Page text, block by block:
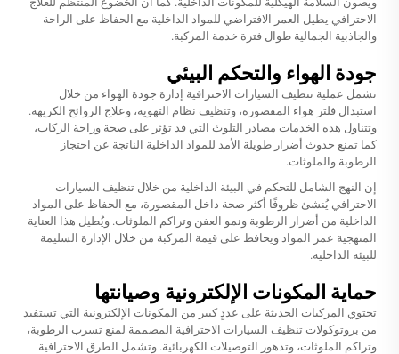
الاحترافي يطيل العمر الافتراضي للمواد الداخلية مع الحفاظ على الراحة
والجاذبية الجمالية طوال فترة خدمة المركبة.
جودة الهواء والتحكم البيئي
تشمل عملية تنظيف السيارات الاحترافية إدارة جودة الهواء من خلال
استبدال فلتر هواء المقصورة، وتنظيف نظام التهوية، وعلاج الروائح الكريهة.
وتتناول هذه الخدمات مصادر التلوث التي قد تؤثر على صحة وراحة الركاب،
كما تمنع حدوث أضرار طويلة الأمد للمواد الداخلية الناتجة عن احتجاز
الرطوبة والملوثات.
إن النهج الشامل للتحكم في البيئة الداخلية من خلال تنظيف السيارات
الاحترافي يُنشئ ظروفًا أكثر صحة داخل المقصورة، مع الحفاظ على المواد
الداخلية من أضرار الرطوبة ونمو العفن وتراكم الملوثات. ويُطيل هذا العناية
المنهجية عمر المواد ويحافظ على قيمة المركبة من خلال الإدارة السليمة
للبيئة الداخلية.
حماية المكونات الإلكترونية وصيانتها
تحتوي المركبات الحديثة على عددٍ كبير من المكونات الإلكترونية التي تستفيد
من بروتوكولات تنظيف السيارات الاحترافية المصممة لمنع تسرب الرطوبة،
وتراكم الملوثات، وتدهور التوصيلات الكهربائية. وتشمل الطرق الاحترافية